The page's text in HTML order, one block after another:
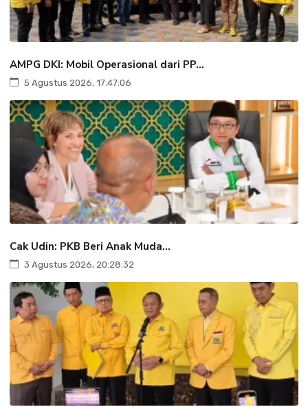
AMPG DKI: Mobil Operasional dari PP...
5 Agustus 2026, 17:47:06
Cak Udin: PKB Beri Anak Muda...
3 Agustus 2026, 20:28:32